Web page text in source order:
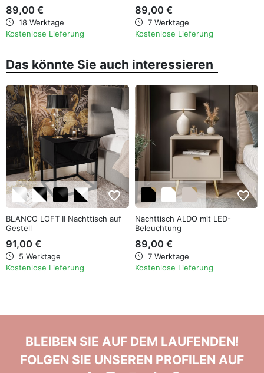
89,00 €
18 Werktage
Kostenlose Lieferung
89,00 €
7 Werktage
Kostenlose Lieferung
Das könnte Sie auch interessieren
favorite_border
BLANCO LOFT II Nachttisch auf
Gestell
91,00 €
5 Werktage
Kostenlose Lieferung
favorite_border
Nachttisch ALDO mit LED-
Beleuchtung
89,00 €
7 Werktage
Kostenlose Lieferung
BLEIBEN SIE AUF DEM LAUFENDEN!
FOLGEN SIE UNSEREN PROFILEN AUF